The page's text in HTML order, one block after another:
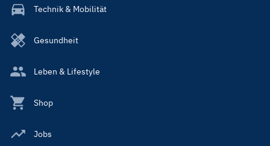
Technik & Mobilität
Gesundheit
Leben & Lifestyle
Shop
Jobs